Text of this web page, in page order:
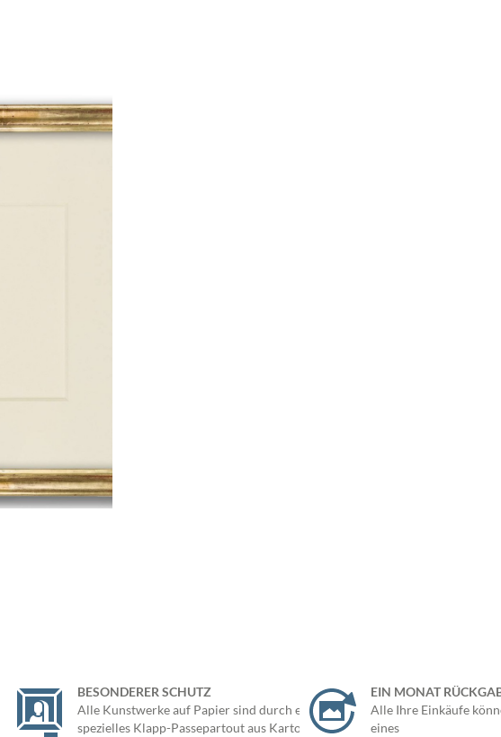
BESONDERER SCHUTZ
Alle Kunstwerke auf Papier sind durch ein
spezielles Klapp-Passepartout aus Karton
EIN MONAT
Alle Ihre Einkäufe
eines